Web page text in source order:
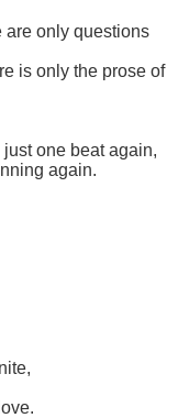
are only questions
is only the prose of
one beat again,
again.